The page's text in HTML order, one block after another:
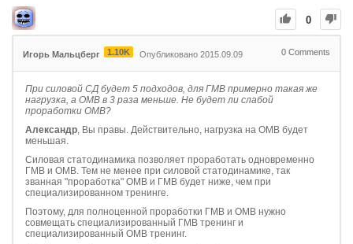
0
Игорь Мальцберг 1.10K Опубликовано 2015.09.09 0 Comments
При силовой СД будет 5 подходов, для ГМВ примерно такая же
нагрузка, а ОМВ в 3 раза меньше. Не будет ли слабой
проработки ОМВ?
Александр, Вы правы. Действительно, нагрузка на ОМВ будет
меньшая.
Силовая статодинамика позволяет проработать одновременно
ГМВ и ОМВ. Тем не менее при силовой статодинамике, так
званная "проработка" ОМВ и ГМВ будет ниже, чем при
специализированном тренинге.
Поэтому, для полноценной проработки ГМВ и ОМВ нужно
совмещать специализированный ГМВ тренинг и
специализированный ОМВ тренинг.